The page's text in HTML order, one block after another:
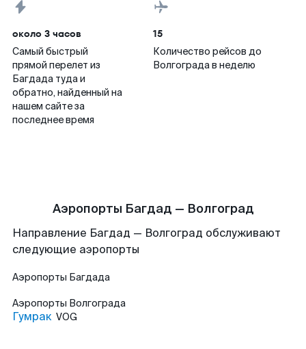
около 3 часов
Самый быстрый
прямой перелет из
Багдада туда и
обратно, найденный на
нашем сайте за
последнее время
15
Количество рейсов до
Волгограда в неделю
Аэропорты Багдад — Волгоград
Направление Багдад — Волгоград обслуживают
следующие аэропорты
Аэропорты Багдада
Аэропорты Волгограда
Гумрак VOG